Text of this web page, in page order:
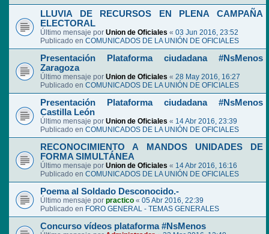
LLUVIA DE RECURSOS EN PLENA CAMPAÑA
ELECTORAL
Último mensaje por Union de Oficiales « 03 Jun 2016, 23:52
Publicado en COMUNICADOS DE LA UNIÓN DE OFICIALES
Presentación Plataforma ciudadana #NsMenos
Zaragoza
Último mensaje por Union de Oficiales « 28 May 2016, 16:27
Publicado en COMUNICADOS DE LA UNIÓN DE OFICIALES
Presentación Plataforma ciudadana #NsMenos
Castilla León
Último mensaje por Union de Oficiales « 14 Abr 2016, 23:39
Publicado en COMUNICADOS DE LA UNIÓN DE OFICIALES
RECONOCIMIENTO A MANDOS UNIDADES DE
FORMA SIMULTÁNEA
Último mensaje por Union de Oficiales « 14 Abr 2016, 16:16
Publicado en COMUNICADOS DE LA UNIÓN DE OFICIALES
Poema al Soldado Desconocido.-
Último mensaje por practico « 05 Abr 2016, 22:39
Publicado en FORO GENERAL - TEMAS GENERALES
Concurso vídeos plataforma #NsMenos